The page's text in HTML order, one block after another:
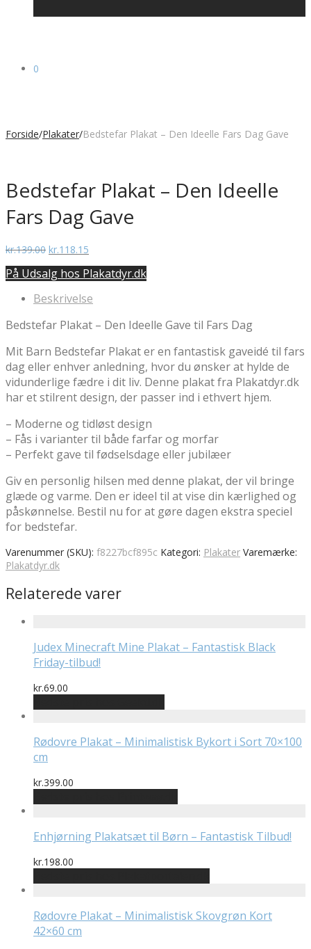
0
Forside/Plakater/Bedstefar Plakat – Den Ideelle Fars Dag Gave
Bedstefar Plakat – Den Ideelle
Fars Dag Gave
kr.139.00 Den
pris
kr.139.00.
kr.118.15
pris
kr.118.15.
På Udsalg hos Plakatdyr.dk
Beskrivelse
Bedstefar Plakat – Den Ideelle Gave til Fars Dag
Mit Barn Bedstefar Plakat er en fantastisk gaveidé til fars
dag eller enhver anledning, hvor du ønsker at hylde de
vidunderlige fædre i dit liv. Denne plakat fra Plakatdyr.dk
har et stilrent design, der passer ind i ethvert hjem.
– Moderne og tidløst design
– Fås i varianter til både farfar og morfar
– Perfekt gave til fødselsdage eller jubilæer
Giv en personlig hilsen med denne plakat, der vil bringe
glæde og varme. Den er ideel til at vise din kærlighed og
påskønnelse. Bestil nu for at gøre dagen ekstra speciel
for bedstefar.
Varenummer (SKU): f8227bcf895c Kategori: Plakater Varemærke:
Plakatdyr.dk
Relaterede varer
Judex Minecraft Mine Plakat – Fantastisk Black
Friday-tilbud!
kr.69.00
Rødovre Plakat – Minimalistisk Bykort i Sort 70×100
cm
kr.399.00
Enhjørning Plakatsæt til Børn – Fantastisk Tilbud!
kr.198.00
Rødovre Plakat – Minimalistisk Skovgrøn Kort
42×60 cm